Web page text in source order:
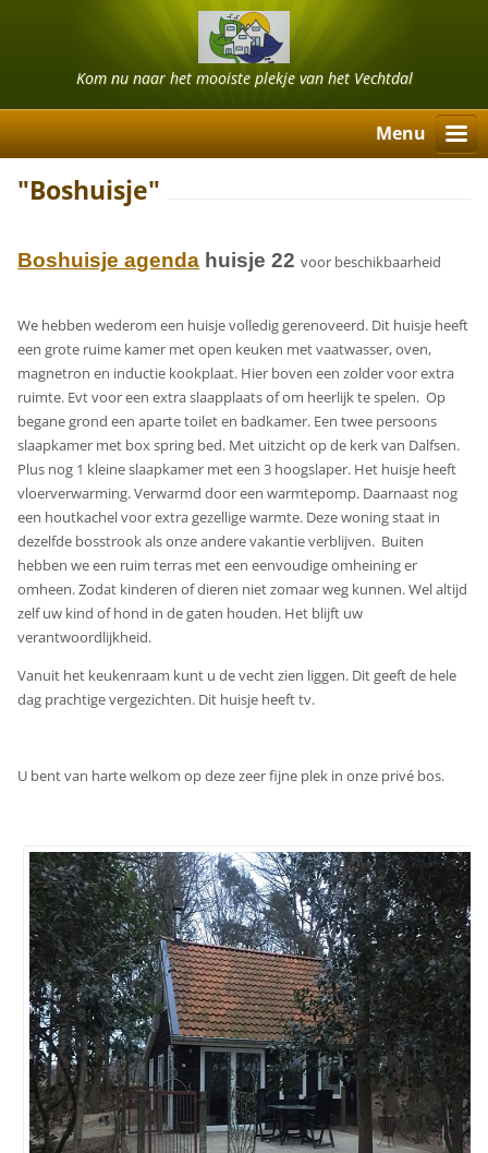
Kom nu naar het mooiste plekje van het Vechtdal
Menu
"Boshuisje"
Boshuisje agenda huisje 22voor beschikbaarheid
We hebben wederom een huisje volledig gerenoveerd. Dit huisje heeft
een grote ruime kamer met open keuken met vaatwasser, oven,
magnetron en inductie kookplaat. Hier boven een zolder voor extra
ruimte. Evt voor een extra slaapplaats of om heerlijk te spelen. Op
begane grond een aparte toilet en badkamer. Een twee persoons
slaapkamer met box spring bed. Met uitzicht op de kerk van Dalfsen.
Plus nog 1 kleine slaapkamer met een 3 hoogslaper. Het huisje heeft
vloerverwarming. Verwarmd door een warmtepomp. Daarnaast nog
een houtkachel voor extra gezellige warmte. Deze woning staat in
dezelfde bosstrook als onze andere vakantie verblijven. Buiten
hebben we een ruim terras met een eenvoudige omheining er
omheen. Zodat kinderen of dieren niet zomaar weg kunnen. Wel altijd
zelf uw kind of hond in de gaten houden. Het blijft uw
verantwoordlijkheid.
Vanuit het keukenraam kunt u de vecht zien liggen. Dit geeft de hele
dag prachtige vergezichten. Dit huisje heeft tv.
U bent van harte welkom op deze zeer fijne plek in onze privé bos.